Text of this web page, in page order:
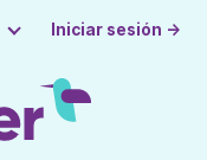
Iniciar sesión →